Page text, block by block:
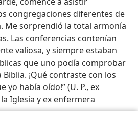
congregaciones diferentes de
Me sorprendió la total armonía
Las conferencias contenían
valiosa, y siempre estaban
que uno podía comprobar
¡Qué contraste con los
yo había oído!” (U. P., ex
Iglesia y ex enfermera